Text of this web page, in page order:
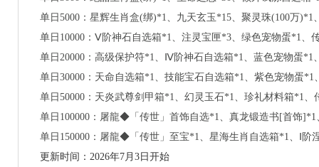
单日5000： 星辉生肖盒(绑)*1、 九天玄玉*15、 聚灵珠(100万)*1
单日10000： Ⅴ阶神石自选箱*1、 注灵宝匣*3、 绿色宠物蛋*1、
单日20000： 高级保护符*1、 Ⅳ阶神石自选箱*1、 蓝色宠物蛋*1
单日30000： 天命自选箱*1、 技能宝石自选箱*1、 紫色宠物蛋*1
单日50000： 天炎武尊剑甲箱*1、 幻灵玉石*1、 珍礼材料箱*1、
单日100000： 屠龍◆「传世」首饰自选*1、 真龙锻造书[首饰]*1
单日150000： 屠龍◆「传世」至宝*1、 星海生肖自选箱*1、
Ⅰ
更新时间：2026年7月3日开始